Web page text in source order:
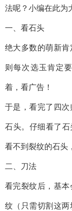
法呢？小编在此为
一、看石头
绝大多数的萌新
则每次选玉肯定
着，看广告！
于是，看完了四
石头。仔细看了
看不到裂纹的石头
二、刀法
看完裂纹后，基
纹（只需切割这